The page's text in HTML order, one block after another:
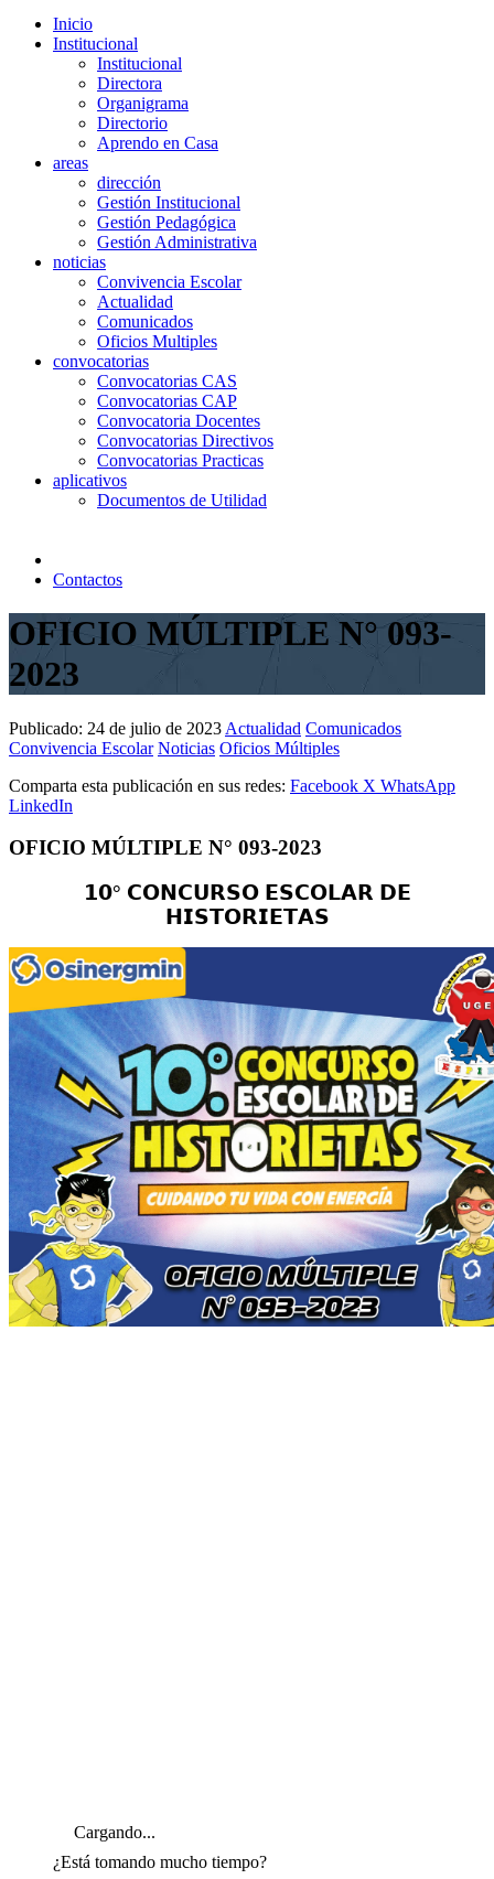
Inicio
Institucional
Institucional
Directora
Organigrama
Directorio
Aprendo en Casa
areas
dirección
Gestión Institucional
Gestión Pedagógica
Gestión Administrativa
noticias
Convivencia Escolar
Actualidad
Comunicados
Oficios Multiples
convocatorias
Convocatorias CAS
Convocatorias CAP
Convocatoria Docentes
Convocatorias Directivos
Convocatorias Practicas
aplicativos
Documentos de Utilidad
Contactos
OFICIO MÚLTIPLE N° 093-
2023
Publicado: 24 de julio de 2023 Actualidad Comunicados
Convivencia Escolar Noticias Oficios Múltiples
Comparta esta publicación en sus redes: Facebook X WhatsApp
LinkedIn
OFICIO MÚLTIPLE N° 093-2023
𝟭𝟬° 𝗖𝗢𝗡𝗖𝗨𝗥𝗦𝗢 𝗘𝗦𝗖𝗢𝗟𝗔𝗥 𝗗𝗘
𝗛𝗜𝗦𝗧𝗢𝗥𝗜𝗘𝗧𝗔𝗦
Cargando...
¿Está tomando mucho tiempo?